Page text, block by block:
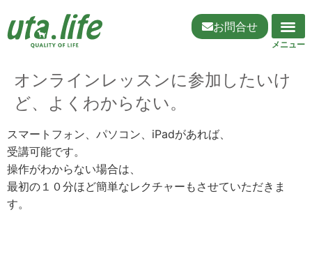
お問合せ
オンラインレッスンに参加したいけ
ど、よくわからない。
スマートフォン、パソコン、iPadがあれば、
受講可能です。
操作がわからない場合は、
最初の１０分ほど簡単なレクチャーもさせていただきま
す。